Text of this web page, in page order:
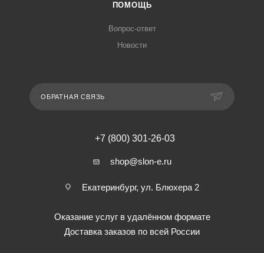
ПОМОЩЬ
Вопрос-ответ
Новости
ОБРАТНАЯ СВЯЗЬ
+7 (800) 301-26-03
shop@slon-e.ru
Екатеринбург, ул. Блюхера 2
Оказание услуг в удалённом формате
Доставка заказов по всей России